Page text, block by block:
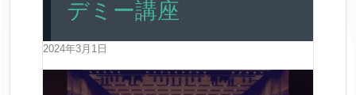
デミー講座
2024年3月1日